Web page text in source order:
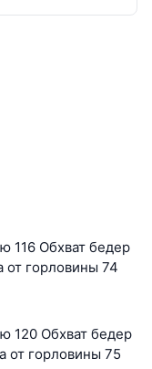
116 Обхват бедер
от горловины 74
120 Обхват бедер
от горловины 75